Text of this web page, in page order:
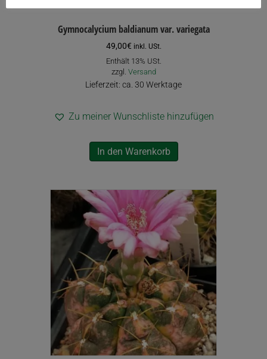
Gymnocalycium baldianum var. variegata
49,00€ inkl. USt.
Enthält 13% USt.
zzgl. Versand
Lieferzeit: ca. 30 Werktage
Zu meiner Wunschliste hinzufügen
In den Warenkorb